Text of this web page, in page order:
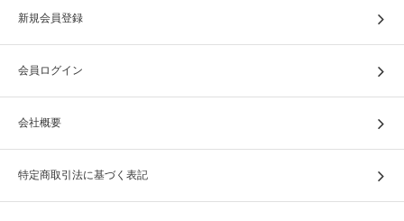
新規会員登録
会員ログイン
会社概要
特定商取引法に基づく表記